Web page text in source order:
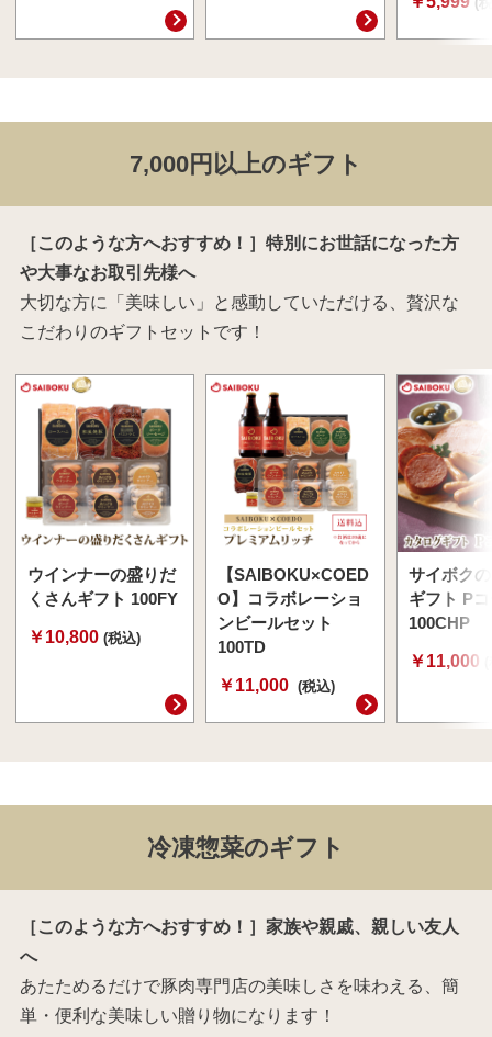
7,000円以上のギフト
［このような方へおすすめ！］特別にお世話になった方
や大事なお取引先様へ
大切な方に「美味しい」と感動していただける、贅沢な
こだわりのギフトセットです！
ウインナーの盛りだ
くさんギフト 100FY
￥10,800 (税込)
【SAIBOKU×COED
O】コラボレーショ
ンビールセット
100TD
￥11,000 (税込)
サイボク
ギフト P
100CHP
￥11,000
冷凍惣菜のギフト
［このような方へおすすめ！］家族や親戚、親しい友人
へ
あたためるだけで豚肉専門店の美味しさを味わえる、簡
単・便利な美味しい贈り物になります！